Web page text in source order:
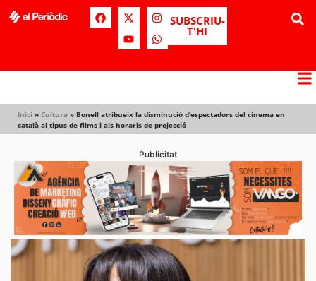
SUBSCRIU-
T'HI
Inici » Cultura » Bonell atribueix la disminució d’espectadors del cinema en
català al tipus de films i als horaris de projecció
Publicitat